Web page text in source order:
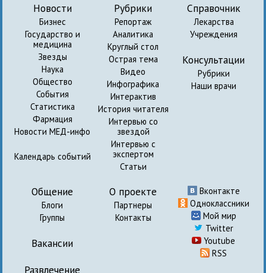
Новости
Бизнес
Государство и
медицина
Звезды
Наука
Общество
События
Статистика
Фармация
Новости МЕД-инфо
Календарь событий
Рубрики
Репортаж
Аналитика
Круглый стол
Острая тема
Видео
Инфографика
Интерактив
История читателя
Интервью со
звездой
Интервью с
экспертом
Статьи
Справочник
Лекарства
Учреждения
Консультации
Рубрики
Наши врачи
Общение
Блоги
Группы
Вакансии
Развлечение
О проекте
Партнеры
Контакты
Вконтакте
Одноклассники
Мой мир
Twitter
Youtube
RSS